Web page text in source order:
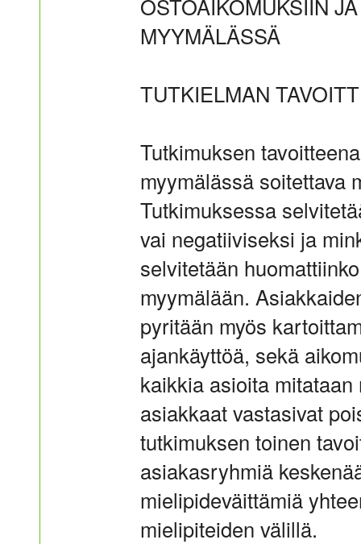
OSTOAIKOMUKSIIN
MYYMÄLÄSSÄ
TUTKIELMAN
Tutkimuksen
myymälässä soitettava
Tutkimuksessa
vai negatiiviseksi ja
selvitetään
myymälään.
pyritään myös
ajankäyttöä, sekä
kaikkia asioita
asiakkaat vastasivat
tutkimuksen toinen
asiakasryhmiä
mielipideväittämiä
mielipiteiden välillä.